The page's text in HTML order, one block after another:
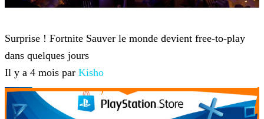
Surprise ! Fortnite Sauver le monde devient free-to-play
dans quelques jours
Il y a 4 mois par Kisho